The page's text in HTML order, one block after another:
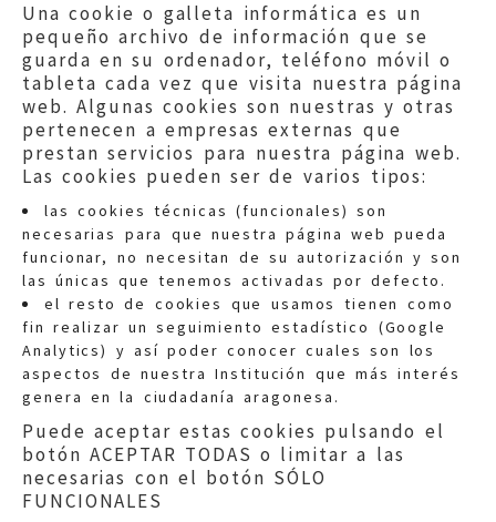
Una cookie o galleta informática es un
pequeño archivo de información que se
guarda en su ordenador, teléfono móvil o
tableta cada vez que visita nuestra página
web. Algunas cookies son nuestras y otras
pertenecen a empresas externas que
prestan servicios para nuestra página web.
Las cookies pueden ser de varios tipos:
las cookies técnicas (funcionales) son
necesarias para que nuestra página web pueda
funcionar, no necesitan de su autorización y son
las únicas que tenemos activadas por defecto.
el resto de cookies que usamos tienen como
fin realizar un seguimiento estadístico (Google
Analytics) y así poder conocer cuales son los
aspectos de nuestra Institución que más interés
genera en la ciudadanía aragonesa.
Puede aceptar estas cookies pulsando el
botón ACEPTAR TODAS o limitar a las
necesarias con el botón SÓLO
FUNCIONALES
Quejas:quejas@eljusticiadearagon.es
Información general:
informacion@eljusticiadearagon.es
Teléfonos:900 210 210/